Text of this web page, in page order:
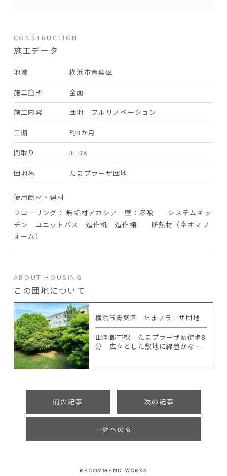
CONSTRUCTION
施工データ
地域 横浜市青葉区
施工箇所 全面
施工内容 団地 フルリノベーション
工期 約3か月
間取り 3LDK
団地名 たまプラーザ団地
使用商材・建材
フローリング： 無垢材アカシア 壁：漆喰 システムキッ
チン ユニットバス 造作机 造作棚 断熱材（ネオマフ
ォーム）
ABOUT HOUSING
この団地について
横浜市青葉区 たまプラーザ団地
田園都市線 たまプラーザ駅徒歩8
分 広々とした敷地に緑豊かな団
前の記事 次の記事
一覧へ戻る
RECOMMEND WORKS